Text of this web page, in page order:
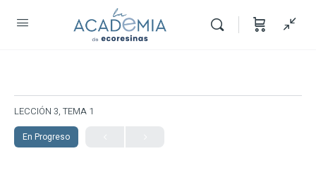
LECCIÓN 3, TEMA 1
En Progreso